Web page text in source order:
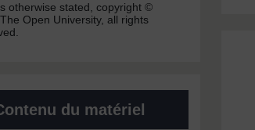
otherwise stated, copyright ©
Open University, all rights
du matériel